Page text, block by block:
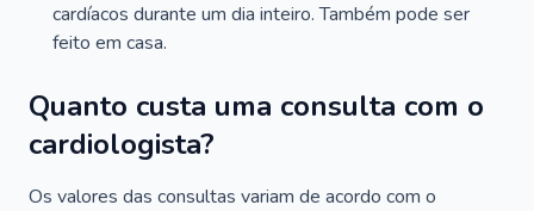
cardíacos durante um dia inteiro. Também pode ser
feito em casa.
Quanto custa uma consulta com o
cardiologista?
Os valores das consultas variam de acordo com o